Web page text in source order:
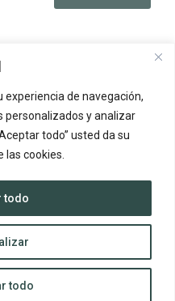
experiencia de navegación,
personalizados y analizar
todo” usted da su
cookies.
todo
todo